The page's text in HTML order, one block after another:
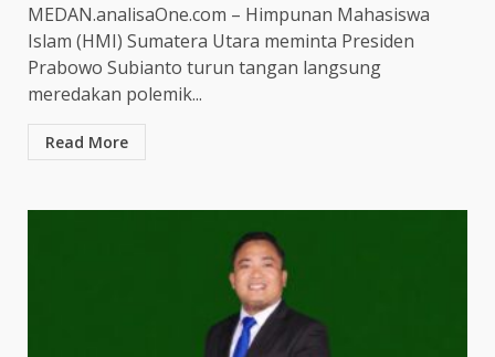
MEDAN.analisaOne.com – Himpunan Mahasiswa
Islam (HMI) Sumatera Utara meminta Presiden
Prabowo Subianto turun tangan langsung
meredakan polemik...
Read More